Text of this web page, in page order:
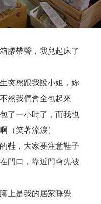
膠帶聲，我兒起床了
突然跟我說小姐，妳
然我們會全包起來
了一小時了，而我也
（笑著流淚）
鞋，大家要注意鞋子
門口，靠近門會先被
上是我的居家睡覺